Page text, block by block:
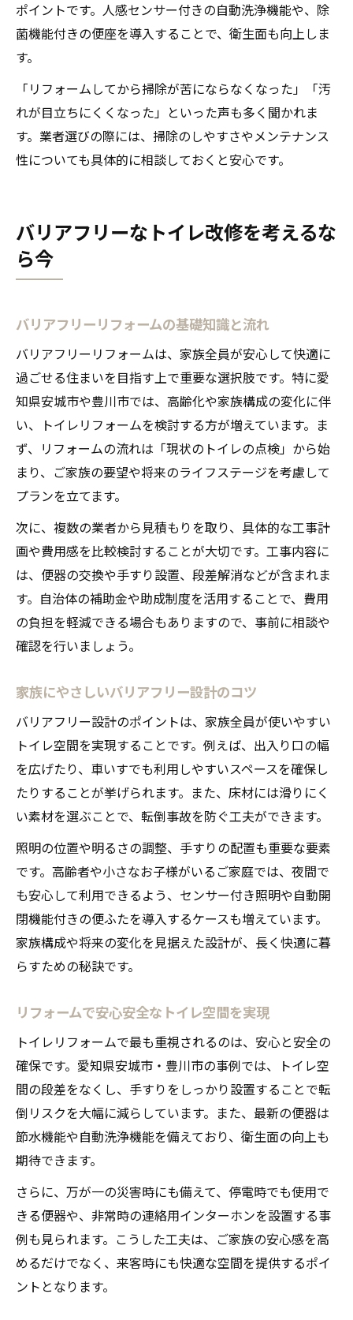
ポイントです。人感センサー付きの自動洗浄機能や、除
菌機能付きの便座を導入することで、衛生面も向上しま
す。
「リフォームしてから掃除が苦にならなくなった」「汚
れが目立ちにくくなった」といった声も多く聞かれま
す。業者選びの際には、掃除のしやすさやメンテナンス
性についても具体的に相談しておくと安心です。
バリアフリーなトイレ改修を考えるな
ら今
バリアフリーリフォームの基礎知識と流れ
バリアフリーリフォームは、家族全員が安心して快適に
過ごせる住まいを目指す上で重要な選択肢です。特に愛
知県安城市や豊川市では、高齢化や家族構成の変化に伴
い、トイレリフォームを検討する方が増えています。ま
ず、リフォームの流れは「現状のトイレの点検」から始
まり、ご家族の要望や将来のライフステージを考慮して
プランを立てます。
次に、複数の業者から見積もりを取り、具体的な工事計
画や費用感を比較検討することが大切です。工事内容に
は、便器の交換や手すり設置、段差解消などが含まれま
す。自治体の補助金や助成制度を活用することで、費用
の負担を軽減できる場合もありますので、事前に相談や
確認を行いましょう。
家族にやさしいバリアフリー設計のコツ
バリアフリー設計のポイントは、家族全員が使いやすい
トイレ空間を実現することです。例えば、出入り口の幅
を広げたり、車いすでも利用しやすいスペースを確保し
たりすることが挙げられます。また、床材には滑りにく
い素材を選ぶことで、転倒事故を防ぐ工夫ができます。
照明の位置や明るさの調整、手すりの配置も重要な要素
です。高齢者や小さなお子様がいるご家庭では、夜間で
も安心して利用できるよう、センサー付き照明や自動開
閉機能付きの便ふたを導入するケースも増えています。
家族構成や将来の変化を見据えた設計が、長く快適に暮
らすための秘訣です。
リフォームで安心安全なトイレ空間を実現
トイレリフォームで最も重視されるのは、安心と安全の
確保です。愛知県安城市・豊川市の事例では、トイレ空
間の段差をなくし、手すりをしっかり設置することで転
倒リスクを大幅に減らしています。また、最新の便器は
節水機能や自動洗浄機能を備えており、衛生面の向上も
期待できます。
さらに、万が一の災害時にも備えて、停電時でも使用で
きる便器や、非常時の連絡用インターホンを設置する事
例も見られます。こうした工夫は、ご家族の安心感を高
めるだけでなく、来客時にも快適な空間を提供するポイ
ントとなります。